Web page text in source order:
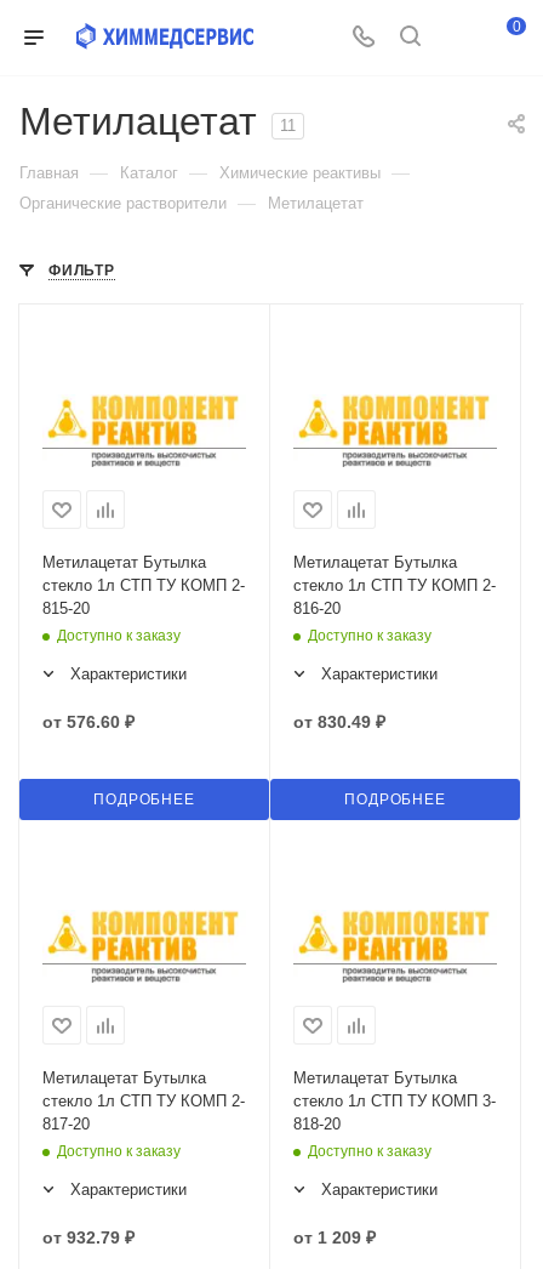
0
Метилацетат 11
Главная — Каталог — Химические реактивы —
Органические растворители — Метилацетат
ФИЛЬТР
Метилацетат Бутылка
стекло 1л СТП ТУ КОМП 2-
815-20
Доступно к заказу
Характеристики
от 576.60 ₽
ПОДРОБНЕЕ
Метилацетат Бутылка
стекло 1л СТП ТУ КОМП 2-
816-20
Доступно к заказу
Характеристики
от 830.49 ₽
ПОДРОБНЕЕ
Метилацетат Бутылка
стекло 1л СТП ТУ КОМП 2-
817-20
Доступно к заказу
Характеристики
от 932.79 ₽
Метилацетат Бутылка
стекло 1л СТП ТУ КОМП 3-
818-20
Доступно к заказу
Характеристики
от 1 209 ₽